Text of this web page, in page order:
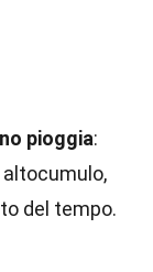
pioggia:
del tempo.